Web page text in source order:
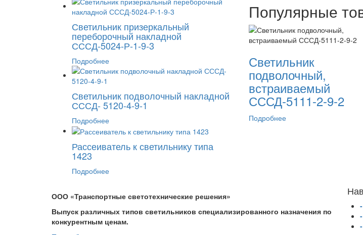
Светильник призеркальный
переборочный накладной
СССД-5024-Р-1-9-3
Подробнее
Светильник подволочный накладной
СССД- 5120-4-9-1
Подробнее
Рассеиватель к светильнику типа
1423
Подробнее
Популярные
Светильник
подволочный,
встраиваемый
СССД-5111-2-9-2
Подробнее
ООО «Транспортные светотехнические решения»
Выпуск различных типов светильников специализированного назначения по
конкурентным ценам.